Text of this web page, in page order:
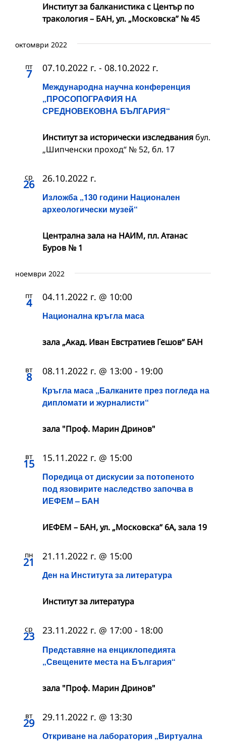
Институт за балканистика с Център по
тракология – БАН, ул. „Московска” № 45
октомври 2022
пт
7
Международна научна конференция
„ПРОСОПОГРАФИЯ НА
СРЕДНОВЕКОВНА БЪЛГАРИЯ“
07.10.2022 г. - 08.10.2022 г.
Институт за исторически изследваниябул.
„Шипченски проход“ № 52, бл. 17
ср
26
Изложба „130 години Национален
археологически музей“
26.10.2022 г.
Централна зала на НАИМ, пл. Атанас
Буров № 1
ноември 2022
пт
4
Национална кръгла маса
04.11.2022 г. @ 10:00
зала „Акад. Иван Евстратиев Гешов“ БАН
вт
8
Кръгла маса „Балканите прeз погледа на
дипломати и журналисти“
08.11.2022 г. @ 13:00 - 19:00
зала "Проф. Марин Дринов"
вт
15
Поредица от дискусии за потопеното
под язовирите наследство започва в
ИЕФЕМ – БАН
15.11.2022 г. @ 15:00
ИЕФЕМ – БАН, ул. „Московска“ 6А, зала 19
пн
21
Ден на Института за литература
21.11.2022 г. @ 15:00
Институт за литература
ср
23
Представяне на енциклопедията
„Свещените места на България“
23.11.2022 г. @ 17:00 - 18:00
зала "Проф. Марин Дринов"
вт
29
Откриване на лаборатория „Виртуална
29.11.2022 г. @ 13:30